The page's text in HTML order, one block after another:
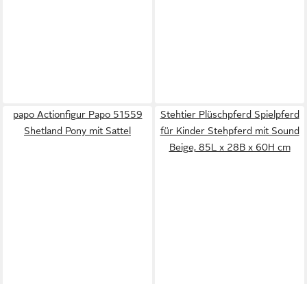
papo Actionfigur Papo 51559
Shetland Pony mit Sattel
Stehtier Plüschpferd Spielpferd
für Kinder Stehpferd mit Sound
Beige, 85L x 28B x 60H cm